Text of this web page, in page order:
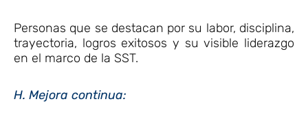
Personas que se destacan por su labor, disciplina,
trayectoria, logros exitosos y su visible liderazgo
en el marco de la SST.
H. Mejora continua: